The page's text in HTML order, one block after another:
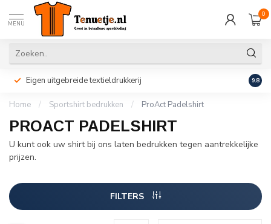
MENU
0
Eigen uitgebreide textieldrukkerij 9.8
Home / Sportshirt bedrukken / ProAct Padelshirt
PROACT PADELSHIRT
U kunt ook uw shirt bij ons laten bedrukken tegen aantrekkelijke
prijzen.
FILTERS